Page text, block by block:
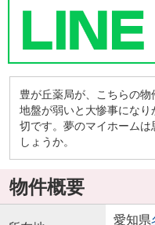
豊が丘薬局が、こちらの物
地盤が弱いと大惨事にな
切です。夢のマイホーム
しょうか。
物件概要
愛知県